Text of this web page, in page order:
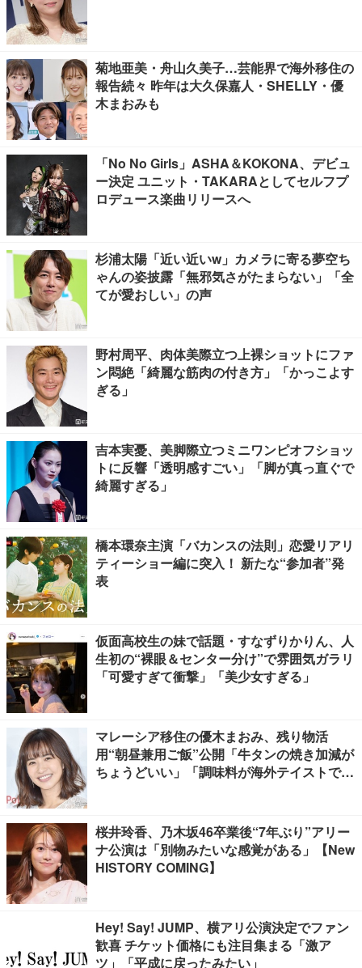
菊地亜美・舟山久美子…芸能界で海外移住の
報告続々 昨年は大久保嘉人・SHELLY・優
木まおみも
「No No Girls」ASHA＆KOKONA、デビュ
ー決定 ユニット・TAKARAとしてセルフプ
ロデュース楽曲リリースへ
杉浦太陽「近い近いw」カメラに寄る夢空ち
ゃんの姿披露「無邪気さがたまらない」「全
てが愛おしい」の声
野村周平、肉体美際立つ上裸ショットにファ
ン悶絶「綺麗な筋肉の付き方」「かっこよす
ぎる」
吉本実憂、美脚際立つミニワンピオフショッ
トに反響「透明感すごい」「脚が真っ直ぐで
綺麗すぎる」
橋本環奈主演「バカンスの法則」恋愛リアリ
ティーショー編に突入！ 新たな“参加者”発
表
仮面高校生の妹で話題・すなずりかりん、人
生初の“裸眼＆センター分け”で雰囲気ガラリ
「可愛すぎて衝撃」「美少女すぎる」
マレーシア移住の優木まおみ、残り物活
用“朝昼兼用ご飯”公開「牛タンの焼き加減が
ちょうどいい」「調味料が海外テイストでお
桜井玲香、乃木坂46卒業後“7年ぶり”アリー
ナ公演は「別物みたいな感覚がある」【New
HISTORY COMING】
Hey! Say! JUMP、横アリ公演決定でファン
歓喜 チケット価格にも注目集まる「激ア
ツ」「平成に戻ったみたい」